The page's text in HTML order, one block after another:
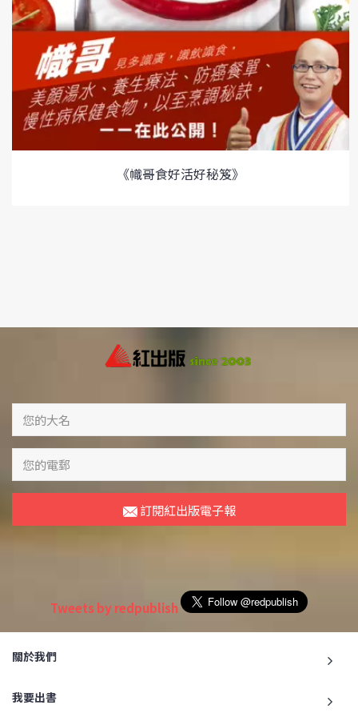
《幟哥食好活好秘笈》
訂閱紅出版電子報
Tweets by redpublish
關於我們
我要出書